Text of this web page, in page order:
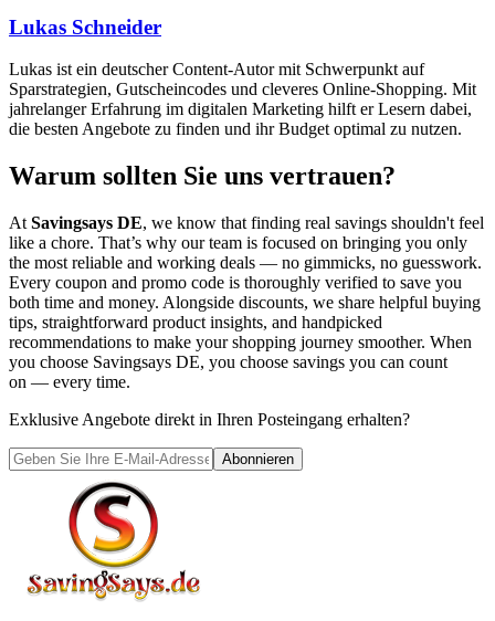
Lukas Schneider
Lukas ist ein deutscher Content-Autor mit Schwerpunkt auf
Sparstrategien, Gutscheincodes und cleveres Online-Shopping. Mit
jahrelanger Erfahrung im digitalen Marketing hilft er Lesern dabei,
die besten Angebote zu finden und ihr Budget optimal zu nutzen.
Warum sollten Sie uns vertrauen?
At Savingsays DE, we know that finding real savings shouldn't feel
like a chore. That’s why our team is focused on bringing you only
the most reliable and working deals — no gimmicks, no guesswork.
Every coupon and promo code is thoroughly verified to save you
both time and money. Alongside discounts, we share helpful buying
tips, straightforward product insights, and handpicked
recommendations to make your shopping journey smoother. When
you choose Savingsays DE, you choose savings you can count
on — every time.
Exklusive Angebote direkt in Ihren Posteingang erhalten?
Abonnieren